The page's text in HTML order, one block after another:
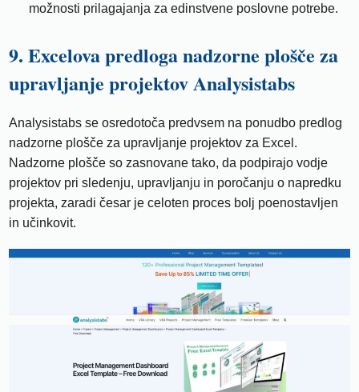
možnosti prilagajanja za edinstvene poslovne potrebe.
9. Excelova predloga nadzorne plošče za
upravljanje projektov Analysistabs
Analysistabs se osredotoča predvsem na ponudbo predlog
nadzorne plošče za upravljanje projektov za Excel.
Nadzorne plošče so zasnovane tako, da podpirajo vodje
projektov pri sledenju, upravljanju in poročanju o napredku
projekta, zaradi česar je celoten proces bolj poenostavljen
in učinkovit.